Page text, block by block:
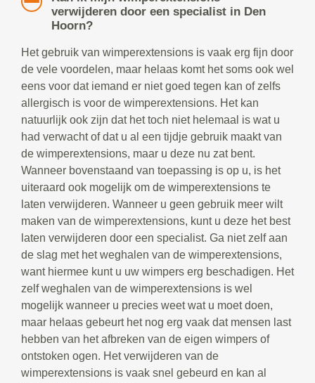
verwijderen door een specialist in Den
Hoorn?
Het gebruik van wimperextensions is vaak erg fijn door
de vele voordelen, maar helaas komt het soms ook wel
eens voor dat iemand er niet goed tegen kan of zelfs
allergisch is voor de wimperextensions. Het kan
natuurlijk ook zijn dat het toch niet helemaal is wat u
had verwacht of dat u al een tijdje gebruik maakt van
de wimperextensions, maar u deze nu zat bent.
Wanneer bovenstaand van toepassing is op u, is het
uiteraard ook mogelijk om de wimperextensions te
laten verwijderen. Wanneer u geen gebruik meer wilt
maken van de wimperextensions, kunt u deze het best
laten verwijderen door een specialist. Ga niet zelf aan
de slag met het weghalen van de wimperextensions,
want hiermee kunt u uw wimpers erg beschadigen. Het
zelf weghalen van de wimperextensions is wel
mogelijk wanneer u precies weet wat u moet doen,
maar helaas gebeurt het nog erg vaak dat mensen last
hebben van het afbreken van de eigen wimpers of
ontstoken ogen. Het verwijderen van de
wimperextensions is vaak snel gebeurd en kan al